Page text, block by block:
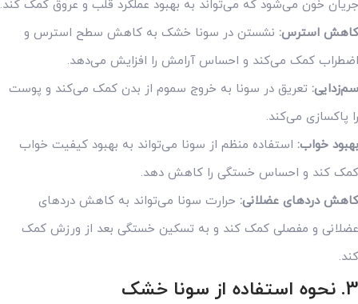
خون می‌شود که می‌تواند به بهبود عملکرد قلب و عروق کمک کند.
استرس: نشستن در سونا خشک به کاهش سطح استرس و
کمک می‌کند و احساس آرامش را افزایش می‌دهد.
تعریق در سونا به خروج سموم از بدن کمک می‌کند و پوست
پاکسازی می‌کند.
خواب: استفاده منظم از سونا می‌تواند به بهبود کیفیت خواب
کند و احساس خستگی را کاهش دهد.
دردهای عضلانی: حرارت سونا می‌تواند به کاهش دردهای
و مفصلی کمک کند و به تسکین خستگی بعد از ورزش کمک
نحوه استفاده از سونا خشک